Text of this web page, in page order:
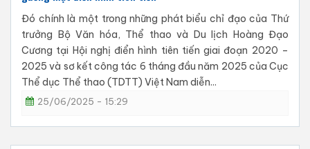
Đó chính là một trong những phát biểu chỉ đạo của Thứ
trưởng Bộ Văn hóa, Thể thao và Du lịch Hoàng Đạo
Cương tại Hội nghị điển hình tiên tiến giai đoạn 2020 –
2025 và sơ kết công tác 6 tháng đầu năm 2025 của Cục
Thể dục Thể thao (TDTT) Việt Nam diễn...
25/06/2025 - 15:29